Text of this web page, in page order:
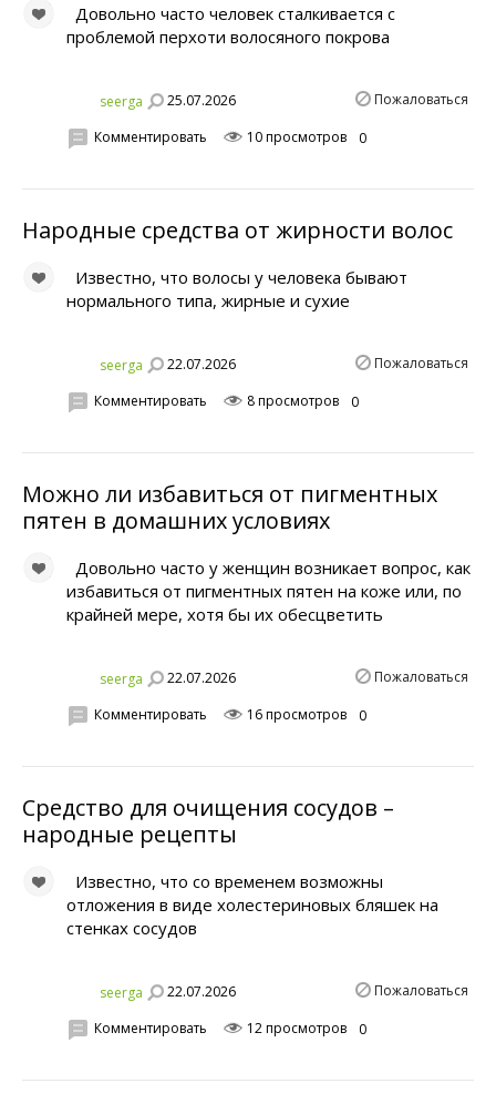
Довольно часто человек сталкивается с
проблемой перхоти волосяного покрова
seerga 25.07.2026 Пожаловаться
Комментировать 10 просмотров 0
Народные средства от жирности волос
Известно, что волосы у человека бывают
нормального типа, жирные и сухие
seerga 22.07.2026 Пожаловаться
Комментировать 8 просмотров 0
Можно ли избавиться от пигментных
пятен в домашних условиях
Довольно часто у женщин возникает вопрос, как
избавиться от пигментных пятен на коже или, по
крайней мере, хотя бы их обесцветить
seerga 22.07.2026 Пожаловаться
Комментировать 16 просмотров 0
Средство для очищения сосудов –
народные рецепты
Известно, что со временем возможны
отложения в виде холестериновых бляшек на
стенках сосудов
seerga 22.07.2026 Пожаловаться
Комментировать 12 просмотров 0